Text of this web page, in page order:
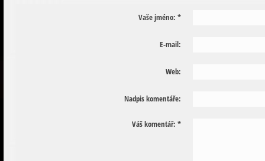
Vaše jméno: *
E-mail:
Web:
Nadpis komentáře:
Váš komentář: *